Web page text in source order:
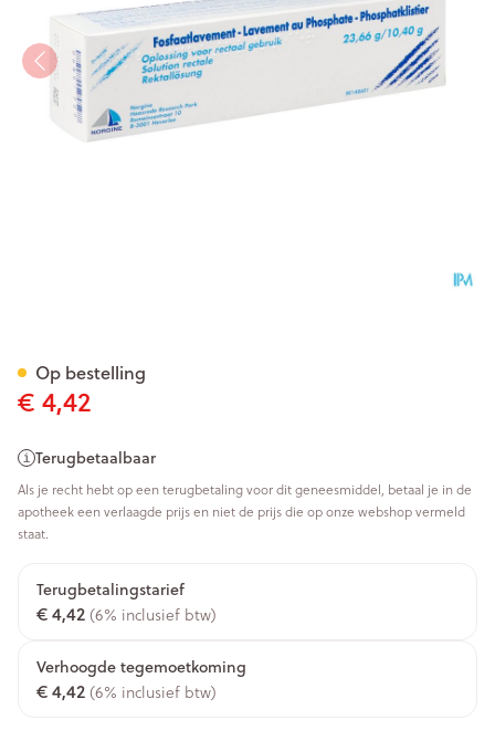
€ 4,42
Terugbetaalbaar
Als je recht hebt op een terugbetaling voor dit geneesmiddel, betaal je in de
apotheek een verlaagde prijs en niet de prijs die op onze webshop vermeld
staat.
Terugbetalingstarief
€ 4,42 (6% inclusief btw)
Verhoogde tegemoetkoming
€ 4,42 (6% inclusief btw)
Op bestelling